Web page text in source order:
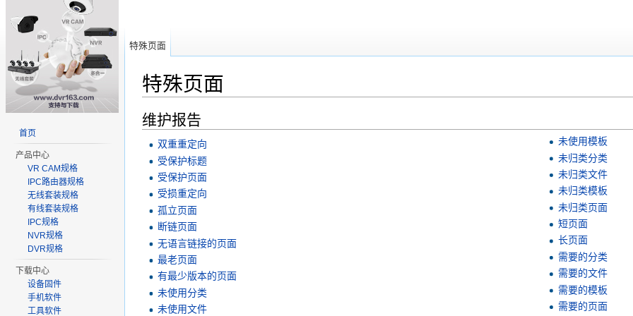
特殊页面
维护报告
双重重定向
受保护标题
受保护页面
受损重定向
孤立页面
断链页面
无语言链接的页面
最老页面
有最少版本的页面
未使用分类
未使用文件
未使用模板
未归类分类
未归类文件
未归类模板
未归类页面
短页面
长页面
需要的分类
需要的文件
需要的模板
需要的页面
特殊页面
首页
产品中心
VR CAM规格
IPC路由器规格
无线套装规格
有线套装规格
IPC规格
NVR规格
DVR规格
下载中心
设备固件
手机软件
工具软件